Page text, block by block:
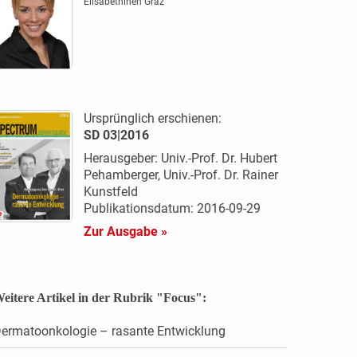
Ursprünglich erschienen:
SD 03|2016
Herausgeber: Univ.-Prof. Dr. Hubert
Pehamberger, Univ.-Prof. Dr. Rainer
Kunstfeld
Publikationsdatum: 2016-09-29
Zur Ausgabe »
Artikel in der Rubrik "Focus":
– rasante Entwicklung